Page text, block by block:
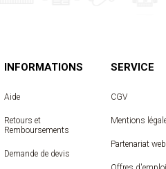
INFORMATIONS
Aide
Retours et
Remboursements
Demande de devis
SERVICE
CGV
Mentions
Partenariat web